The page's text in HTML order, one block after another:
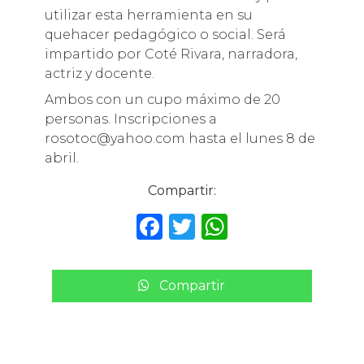
utilizar esta herramienta en su
quehacer pedagógico o social. Será
impartido por Coté Rivara, narradora,
actriz y docente.
Ambos con un cupo máximo de 20
personas. Inscripciones a
rosotoc@yahoo.com hasta el lunes 8 de
abril.
Compartir:
F
c
e
T
it
te
W
a
ts
Compartir